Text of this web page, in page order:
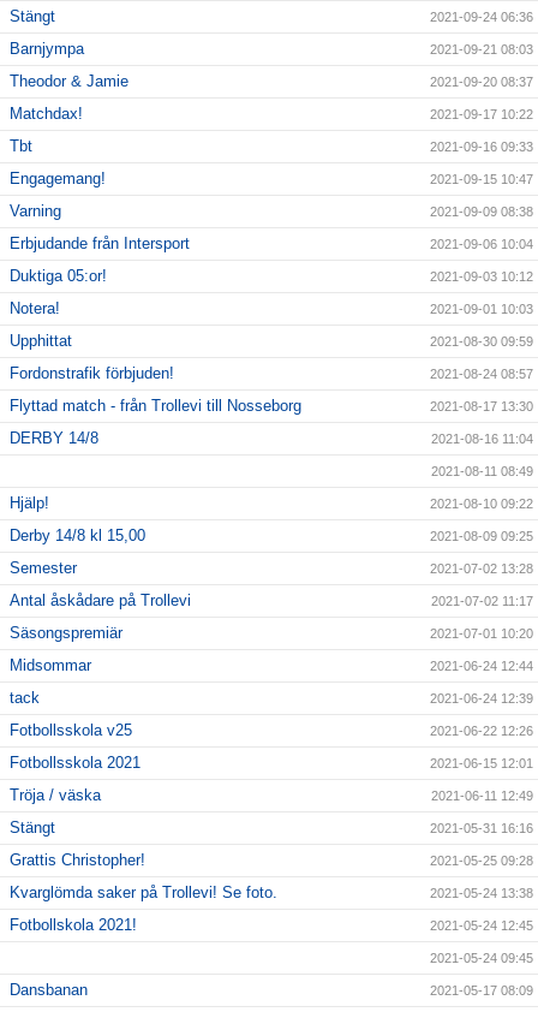
Stängt 2021-09-24 06:36
Barnjympa 2021-09-21 08:03
Theodor & Jamie 2021-09-20 08:37
Matchdax! 2021-09-17 10:22
Tbt 2021-09-16 09:33
Engagemang! 2021-09-15 10:47
Varning 2021-09-09 08:38
Erbjudande från Intersport 2021-09-06 10:04
Duktiga 05:or! 2021-09-03 10:12
Notera! 2021-09-01 10:03
Upphittat 2021-08-30 09:59
Fordonstrafik förbjuden! 2021-08-24 08:57
Flyttad match - från Trollevi till Nosseborg 2021-08-17 13:30
DERBY 14/8 2021-08-16 11:04
2021-08-11 08:49
Hjälp! 2021-08-10 09:22
Derby 14/8 kl 15,00 2021-08-09 09:25
Semester 2021-07-02 13:28
Antal åskådare på Trollevi 2021-07-02 11:17
Säsongspremiär 2021-07-01 10:20
Midsommar 2021-06-24 12:44
tack 2021-06-24 12:39
Fotbollsskola v25 2021-06-22 12:26
Fotbollsskola 2021 2021-06-15 12:01
Tröja / väska 2021-06-11 12:49
Stängt 2021-05-31 16:16
Grattis Christopher! 2021-05-25 09:28
Kvarglömda saker på Trollevi! Se foto. 2021-05-24 13:38
Fotbollskola 2021! 2021-05-24 12:45
2021-05-24 09:45
Dansbanan 2021-05-17 08:09